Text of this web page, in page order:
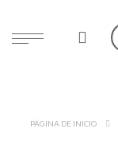
PÁGINA DE INICIO